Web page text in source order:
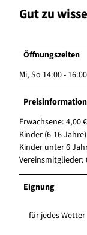
Gut zu
Öffnungszeiten
Mi, So 14:00 - 16:00
Erwachsene: 4,00 €
Kinder (6-16
Kinder unter 6
Vereinsmitglieder:
Eignung
für jedes Wetter